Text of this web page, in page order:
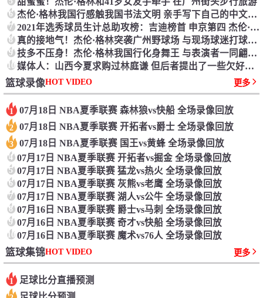
6 杰伦·格林我国行感触我国书法文明 亲手写下自己的中文姓名
7 2021年选秀球员生计总助攻榜：吉迪榜首 申京第四 杰伦·格林第八
8 真的接地气！杰伦·格林突袭广州野球场 与现场球迷打球互动
9 技多不压身！杰伦·格林我国行化身舞王 与表演者一同翩然起舞
10 媒体人：山西今夏求购过林庭谦 但后者提出了一些欠好满意的条件
篮球录像HOT VIDEO 更多
1 07月18日 NBA夏季联赛 森林狼vs快船 全场录像回放
2 07月18日 NBA夏季联赛 开拓者vs爵士 全场录像回放
3 07月18日 NBA夏季联赛 国王vs黄蜂 全场录像回放
4 07月17日 NBA夏季联赛 开拓者vs掘金 全场录像回放
5 07月17日 NBA夏季联赛 猛龙vs热火 全场录像回放
6 07月17日 NBA夏季联赛 灰熊vs老鹰 全场录像回放
7 07月17日 NBA夏季联赛 湖人vs公牛 全场录像回放
8 07月16日 NBA夏季联赛 爵士vs马刺 全场录像回放
9 07月16日 NBA夏季联赛 奇才vs快船 全场录像回放
1007月16日 NBA夏季联赛 魔术vs76人 全场录像回放
篮球集锦HOT VIDEO 更多
1 足球比分直播预测